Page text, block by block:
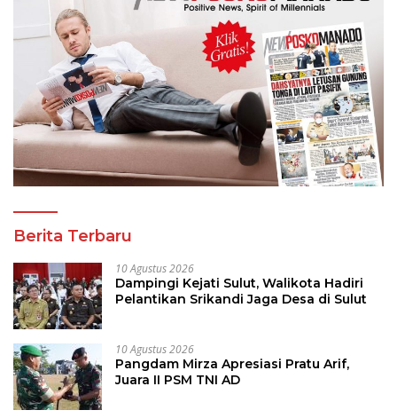
Berita Terbaru
10 Agustus 2026
Dampingi Kejati Sulut, Walikota Hadiri
Pelantikan Srikandi Jaga Desa di Sulut
10 Agustus 2026
Pangdam Mirza Apresiasi Pratu Arif,
Juara II PSM TNI AD